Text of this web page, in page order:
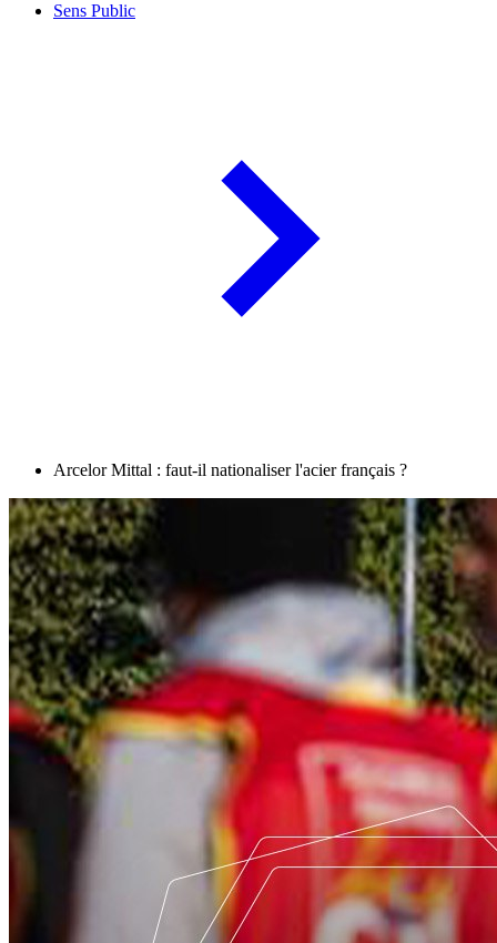
Sens Public
Arcelor Mittal : faut-il nationaliser l'acier français ?